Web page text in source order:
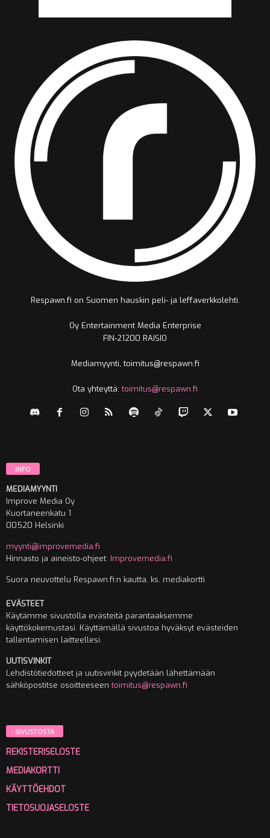
Respawn.fi on Suomen hauskin peli- ja leffaverkkolehti.
Oy Entertainment Media Enterprise
FIN-21200 RAISIO
Mediamyynti, toimitus@respawn.fi
Ota yhteyttä:toimitus@respawn.fi
INFO
MEDIAMYYNTI
Improve Media Oy
Kuortaneenkatu 1
00520 Helsinki
myynti@improvemedia.fi
Hinnasto ja aineisto-ohjeet: Improvemedia.fi
Suora neuvottelu Respawn.fi:n kautta, ks. mediakortti
EVÄSTEET
Käytämme sivustolla evästeitä parantaaksemme
käyttökokemustasi. Käyttämällä sivustoa hyväksyt evästeiden
tallentamisen laitteellesi.
UUTISVINKIT
Lehdistötiedotteet ja uutisvinkit pyydetään lähettämään
sähköpostitse osoitteeseentoimitus@respawn.fi
SIVUSTOSTA
REKISTERISELOSTE
MEDIAKORTTI
KÄYTTÖEHDOT
TIETOSUOJASELOSTE